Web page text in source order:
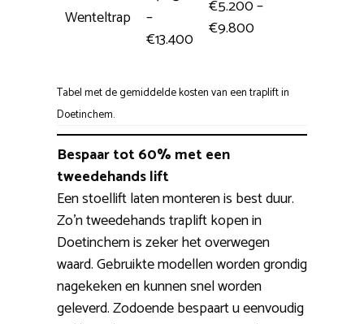
Wenteltrap
–
€13.400
€5.200 –
€9.800
Tabel met de gemiddelde kosten van een traplift in
Doetinchem.
Bespaar tot 60% met een
tweedehands lift
Een stoellift laten monteren is best duur.
Zo’n tweedehands traplift kopen in
Doetinchem is zeker het overwegen
waard. Gebruikte modellen worden grondig
nagekeken en kunnen snel worden
geleverd. Zodoende bespaart u eenvoudig